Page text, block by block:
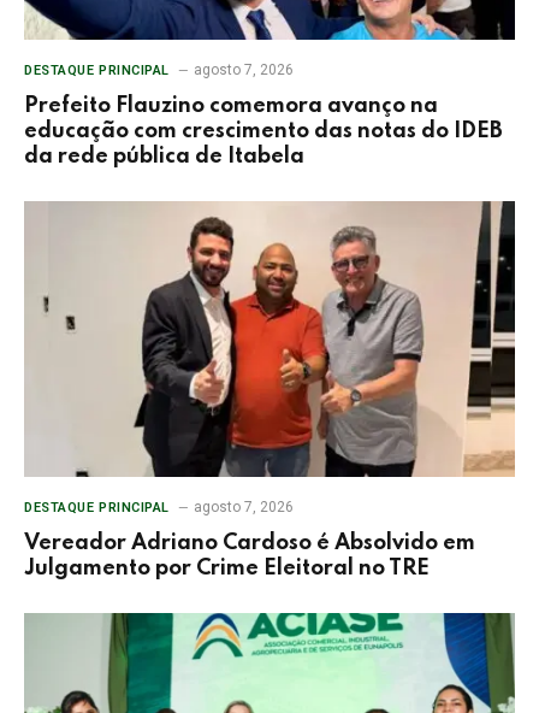
DESTAQUE PRINCIPAL agosto 7, 2026
Prefeito Flauzino comemora avanço na
educação com crescimento das notas do IDEB
da rede pública de Itabela
DESTAQUE PRINCIPAL agosto 7, 2026
Vereador Adriano Cardoso é Absolvido em
Julgamento por Crime Eleitoral no TRE